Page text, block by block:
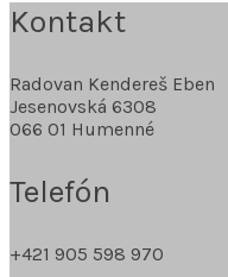
Kontakt
Radovan Kendereš Eben
Jesenovská 6308
066 01 Humenné
Telefón
+421 905 598 970